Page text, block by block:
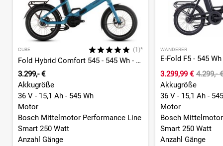
CUBE (1)*
Fold Hybrid Comfort 545 - 545 Wh - 20 Zoll - Faltrahmen - 2026
3.299,- €
Akkugröße
36 V - 15,1 Ah - 545 Wh
Motor
Bosch Mittelmotor Performance Line
Smart 250 Watt
Anzahl Gänge
WANDERER
3.299,99 € 4.299,-
Akkugröße
36 V - 15,1 Ah -
Motor
Bosch
Smart 250 Watt
Anzahl Gänge